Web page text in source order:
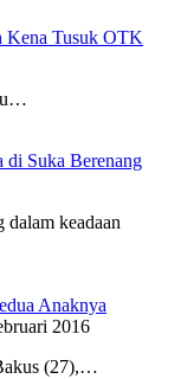
Kena Tusuk OTK
di Suka Berenang
dalam keadaan
Anaknya
2016
(27),…